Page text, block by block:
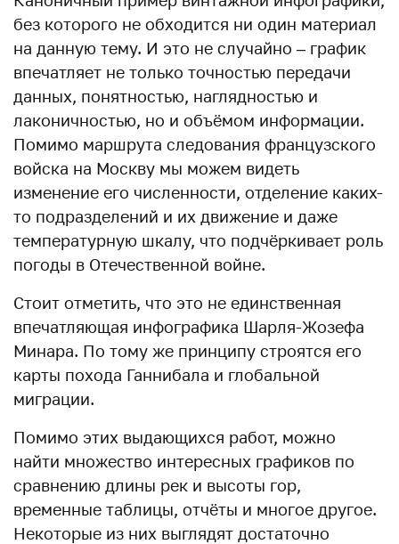
без которого не обходится ни один материал
на данную тему. И это не случайно – график
впечатляет не только точностью передачи
данных, понятностью, наглядностью и
лаконичностью, но и объёмом информации.
Помимо маршрута следования французского
войска на Москву мы можем видеть
изменение его численности, отделение каких-
то подразделений и их движение и даже
температурную шкалу, что подчёркивает роль
погоды в Отечественной войне.
Стоит отметить, что это не единственная
впечатляющая инфографика Шарля-Жозефа
Минара. По тому же принципу строятся его
карты похода Ганнибала и глобальной
миграции.
Помимо этих выдающихся работ, можно
найти множество интересных графиков по
сравнению длины рек и высоты гор,
временные таблицы, отчёты и многое другое.
Некоторые из них выглядят достаточно